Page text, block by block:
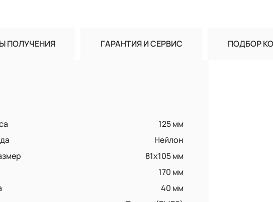
ПОЛУЧЕНИЯ ГАРАНТИЯ И СЕРВИС ПОДБОР
125 мм
Нейлон
81x105 мм
170 мм
40 мм